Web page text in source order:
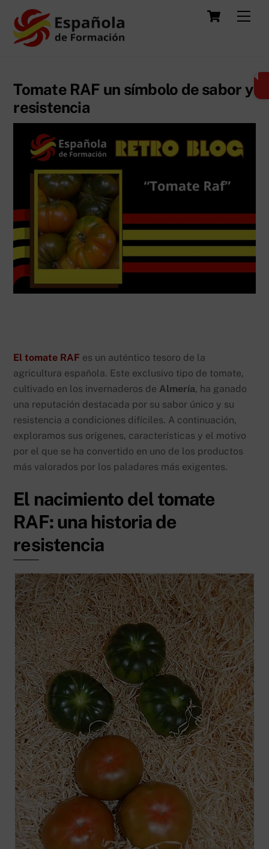
content
Tomate RAF un símbolo de sabor y
resistencia
El tomate RAF es un auténtico tesoro de la
agricultura española. Este exclusivo tipo de tomate,
cultivado en los invernaderos de Almería, ha ganado
una reputación destacada por su sabor único y su
resistencia a condiciones difíciles. A continuación,
exploramos sus orígenes, características y el motivo
por el que se ha convertido en uno de los productos
más valorados por los paladares más exigentes.
El nacimiento del tomate
RAF: una historia de
resistencia